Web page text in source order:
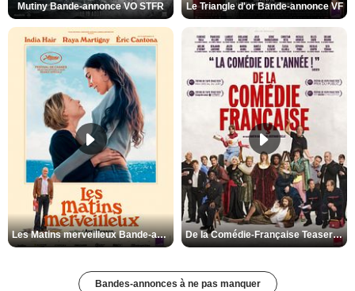
Mutiny Bande-annonce VO STFR Le Triangle d'or Bande-annonce VF
Les Matins merveilleux Bande-annonce VF De la Comédie-Française Teaser VF
Bandes-annonces à ne pas manquer